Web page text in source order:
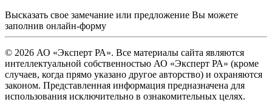
Высказать свое замечание или предложение Вы можете
заполнив онлайн-форму
© 2026 АО «Эксперт РА». Все материалы сайта являются
интеллектуальной собственностью АО «Эксперт РА» (кроме
случаев, когда прямо указано другое авторство) и охраняются
законом. Представленная информация предназначена для
использования исключительно в ознакомительных целях.